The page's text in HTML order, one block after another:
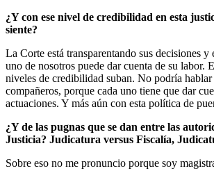
¿Y con ese nivel de credibilidad en esta
siente?
La Corte está transparentando sus decisiones y
uno de nosotros puede dar cuenta de su labor.
niveles de credibilidad suban. No podría
compañeros, porque cada uno tiene que dar
actuaciones. Y más aún con esta política de
¿Y de las pugnas que se dan entre las
Justicia? Judicatura versus Fiscalía,
Sobre eso no me pronuncio porque soy